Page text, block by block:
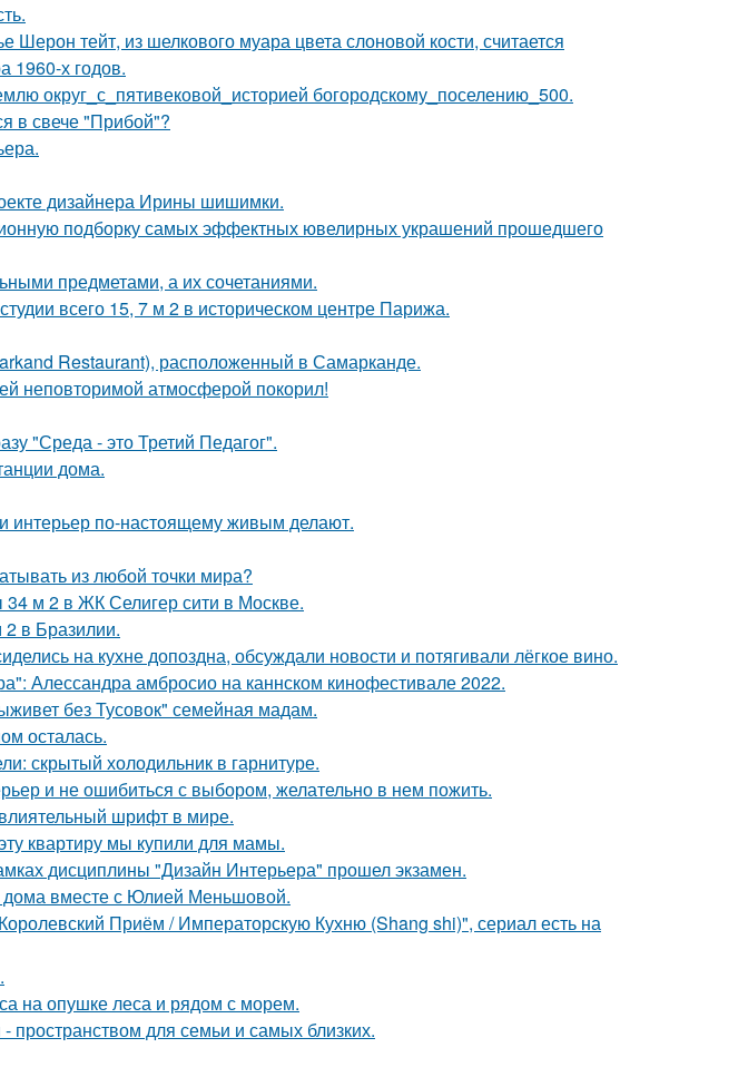
Шерон тейт, из шелкового муара цвета слоновой кости, считается
1960-х годов.
округ_с_пятивековой_историей богородскому_поселению_500.
в свече "Прибой"?
дизайнера Ирины шишимки.
подборку самых эффектных ювелирных украшений прошедшего
предметами, а их сочетаниями.
всего 15, 7 м 2 в историческом центре Парижа.
Restaurant), расположенный в Самарканде.
неповторимой атмосферой покорил!
"Среда - это Третий Педагог".
дома.
интерьер по-настоящему живым делают.
из любой точки мира?
34 м 2 в ЖК Селигер сити в Москве.
2 в Бразилии.
на кухне допоздна, обсуждали новости и потягивали лёгкое вино.
Алессандра амбросио на каннском кинофестивале 2022.
без Тусовок" семейная мадам.
осталась.
скрытый холодильник в гарнитуре.
и не ошибиться с выбором, желательно в нем пожить.
шрифт в мире.
квартиру мы купили для мамы.
дисциплины "Дизайн Интерьера" прошел экзамен.
вместе с Юлией Меньшовой.
Приём / Императорскую Кухню (Shang shi)", сериал есть на
на опушке леса и рядом с морем.
для семьи и самых близких.